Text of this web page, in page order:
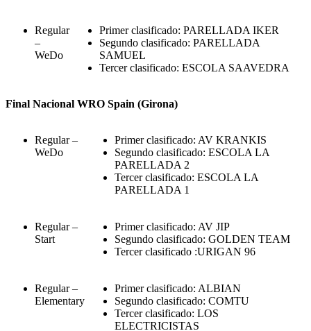
Regular
–
WeDo
Primer clasificado: PARELLADA IKER
Segundo clasificado: PARELLADA
SAMUEL
Tercer clasificado: ESCOLA SAAVEDRA
Final Nacional WRO Spain (Girona)
Regular –
WeDo
Primer clasificado: AV KRANKIS
Segundo clasificado: ESCOLA LA
PARELLADA 2
Tercer clasificado: ESCOLA LA
PARELLADA 1
Regular –
Start
Primer clasificado: AV JIP
Segundo clasificado: GOLDEN TEAM
Tercer clasificado :URIGAN 96
Regular –
Elementary
Primer clasificado: ALBIAN
Segundo clasificado: COMTU
Tercer clasificado: LOS
ELECTRICISTAS